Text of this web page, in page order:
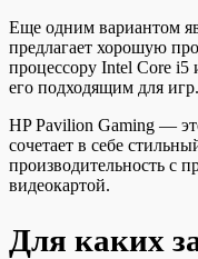
Еще одним вариантом
предлагает хорошую
процессору Intel Core i5
его подходящим для игр.
HP Pavilion Gaming —
сочетает в себе
производительность с
видеокартой.
Для каких